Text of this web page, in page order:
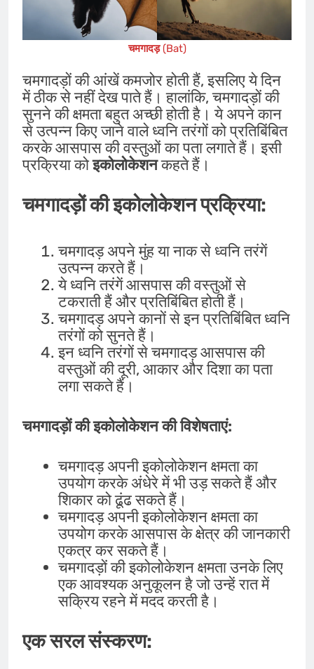
चमगादड़(Bat)
चमगादड़ों की आंखें कमजोर होती हैं, इसलिए ये दिन
में ठीक से नहीं देख पाते हैं। हालांकि, चमगादड़ों की
सुनने की क्षमता बहुत अच्छी होती है। ये अपने कान
से उत्पन्न किए जाने वाले ध्वनि तरंगों को प्रतिबिंबित
करके आसपास की वस्तुओं का पता लगाते हैं। इसी
प्रक्रिया कोइकोलोकेशनकहते हैं।
चमगादड़ों की इकोलोकेशन प्रक्रिया:
चमगादड़ अपने मुंह या नाक से ध्वनि तरंगें
उत्पन्न करते हैं।
ये ध्वनि तरंगें आसपास की वस्तुओं से
टकराती हैं और प्रतिबिंबित होती हैं।
चमगादड़ अपने कानों से इन प्रतिबिंबित ध्वनि
तरंगों को सुनते हैं।
इन ध्वनि तरंगों से चमगादड़ आसपास की
वस्तुओं की दूरी, आकार और दिशा का पता
लगा सकते हैं।
चमगादड़ों की इकोलोकेशन की विशेषताएं:
चमगादड़ अपनी इकोलोकेशन क्षमता का
उपयोग करके अंधेरे में भी उड़ सकते हैं और
शिकार को ढूंढ सकते हैं।
चमगादड़ अपनी इकोलोकेशन क्षमता का
उपयोग करके आसपास के क्षेत्र की जानकारी
एकत्र कर सकते हैं।
चमगादड़ों की इकोलोकेशन क्षमता उनके लिए
एक आवश्यक अनुकूलन है जो उन्हें रात में
सक्रिय रहने में मदद करती है।
एक सरल संस्करण: